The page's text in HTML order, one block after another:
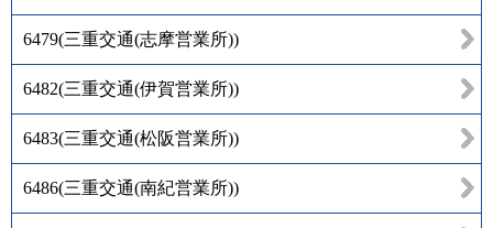
6479(三重交通(志摩営業所))
6482(三重交通(伊賀営業所))
6483(三重交通(松阪営業所))
6486(三重交通(南紀営業所))